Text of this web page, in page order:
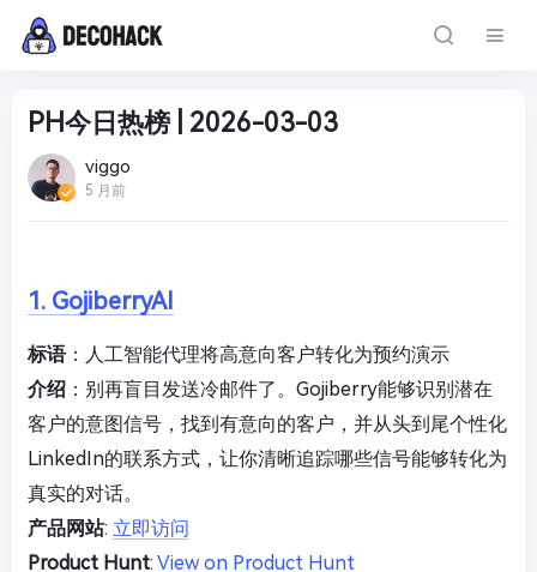
PH今日热榜 | 2026-03-03
viggo
5 月前
1. GojiberryAI
标语：人工智能代理将高意向客户转化为预约演示
介绍 ：别再盲目发送冷邮件了。Gojiberry能够识别潜在
客户的意图信号，找到有意向的客户，并从头到尾个性化
LinkedIn的联系方式，让你清晰追踪哪些信号能够转化为
真实的对话。
产品网站: 立即访问
Product Hunt: View on Product Hunt